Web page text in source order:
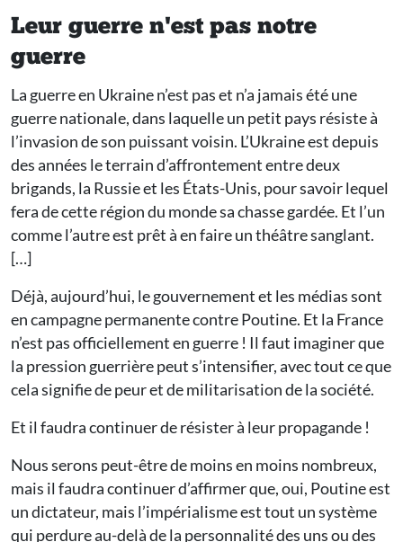
Leur guerre n'est pas notre
guerre
La guerre en Ukraine n’est pas et n’a jamais été une
guerre nationale, dans laquelle un petit pays résiste à
l’invasion de son puissant voisin. L’Ukraine est depuis
des années le terrain d’affrontement entre deux
brigands, la Russie et les États-Unis, pour savoir lequel
fera de cette région du monde sa chasse gardée. Et l’un
comme l’autre est prêt à en faire un théâtre sanglant.
[…]
Déjà, aujourd’hui, le gouvernement et les médias sont
en campagne permanente contre Poutine. Et la France
n’est pas officiellement en guerre ! Il faut imaginer que
la pression guerrière peut s’intensifier, avec tout ce que
cela signifie de peur et de militarisation de la société.
Et il faudra continuer de résister à leur propagande !
Nous serons peut-être de moins en moins nombreux,
mais il faudra continuer d’affirmer que, oui, Poutine est
un dictateur, mais l’impérialisme est tout un système
qui perdure au-delà de la personnalité des uns ou des